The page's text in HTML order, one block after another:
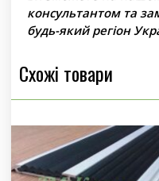
консультантом та
будь-який регіон
Схожі товари